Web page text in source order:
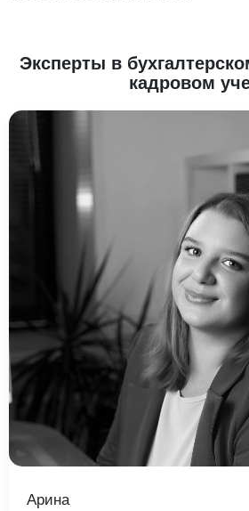
Эксперты в
кадровом
Арина